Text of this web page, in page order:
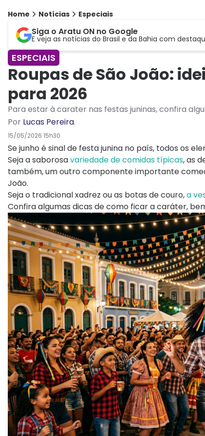
Home Notícias Especiais
Siga o Aratu ON no Google
E veja as notícias do Brasil e da Bahia com
ESPECIAIS
Roupas de São João:
para 2026
Para estar à carater nas festas juninas, confira
Por Lucas Pereira.
15/05/2026 15h30
Se junho é sinal de festa junina no país, todos os
Seja a saborosavariedade de comidas típicas, as
também, um outro componente importante
João.
Seja o tradicional xadrez ou as botas de couro,a
Confira algumas dicas de como ficar a caráter,